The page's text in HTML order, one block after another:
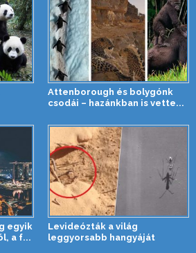
Attenborough és bolygónk
csodái – hazánkban is vette...
egyik
a f...
Levideózták a világ
leggyorsabb hangyáját